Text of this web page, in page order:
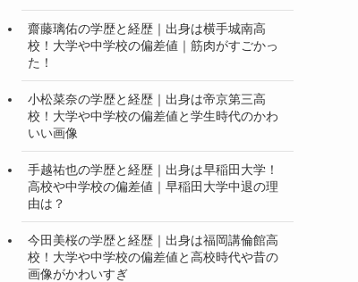
齋藤璃佑の学歴と経歴｜出身は横手城南高
校！大学や中学校の偏差値｜筋肉がすごかっ
た！
小松菜奈の学歴と経歴｜出身は帝京第三高
校！大学や中学校の偏差値と学生時代のかわ
いい画像
手越祐也の学歴と経歴｜出身は早稲田大学！
高校や中学校の偏差値｜早稲田大学中退の理
由は？
今田美桜の学歴と経歴｜出身は福岡講倫館高
校！大学や中学校の偏差値と高校時代や昔の
画像がかわいすぎ